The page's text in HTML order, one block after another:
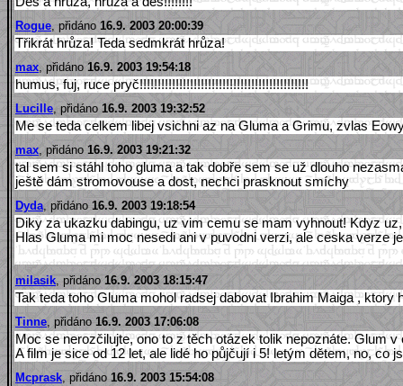
Rogue , přidáno 16.9. 2003 20:00:39
Třikrát hrůza! Teda sedmkrát hrůza!
max , přidáno 16.9. 2003 19:54:18
humus, fuj, ruce pryč!!!!!!!!!!!!!!!!!!!!!!!!!!!!!!!!!!!!!!!!!!!!!!!
Lucille , přidáno 16.9. 2003 19:32:52
Me se teda celkem libej vsichni az na Gluma a Grimu, zvlas
max , přidáno 16.9. 2003 19:21:32
tal sem si stáhl toho gluma a tak dobře sem se už dlouho
ještě dám stromovouse a dost, nechci prasknout smíchy
Dyda , přidáno 16.9. 2003 19:18:54
Diky za ukazku dabingu, uz vim cemu se mam vyhnout! Kdyz
Hlas Gluma mi moc nesedi ani v puvodni verzi, ale ceska verze
milasik , přidáno 16.9. 2003 18:15:47
Tak teda toho Gluma mohol radsej dabovat Ibrahim Maiga ,
Tinne , přidáno 16.9. 2003 17:06:08
Moc se nerozčilujte, ono to z těch otázek tolik nepoznáte. Glum
A film je sice od 12 let, ale lidé ho půjčují i 5! letým dětem, no,
Mcprask , přidáno 16.9. 2003 15:54:08